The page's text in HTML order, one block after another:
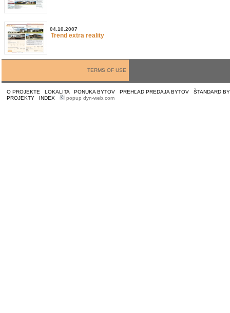
04.10.2007
Trend extra reality
TERMS OF USE
O PROJEKTE LOKALITA PONUKA BYTOV PREHĽAD PREDAJA BYTOV
ŠTANDARD
PROJEKTY
INDEX popup dyn-web.com